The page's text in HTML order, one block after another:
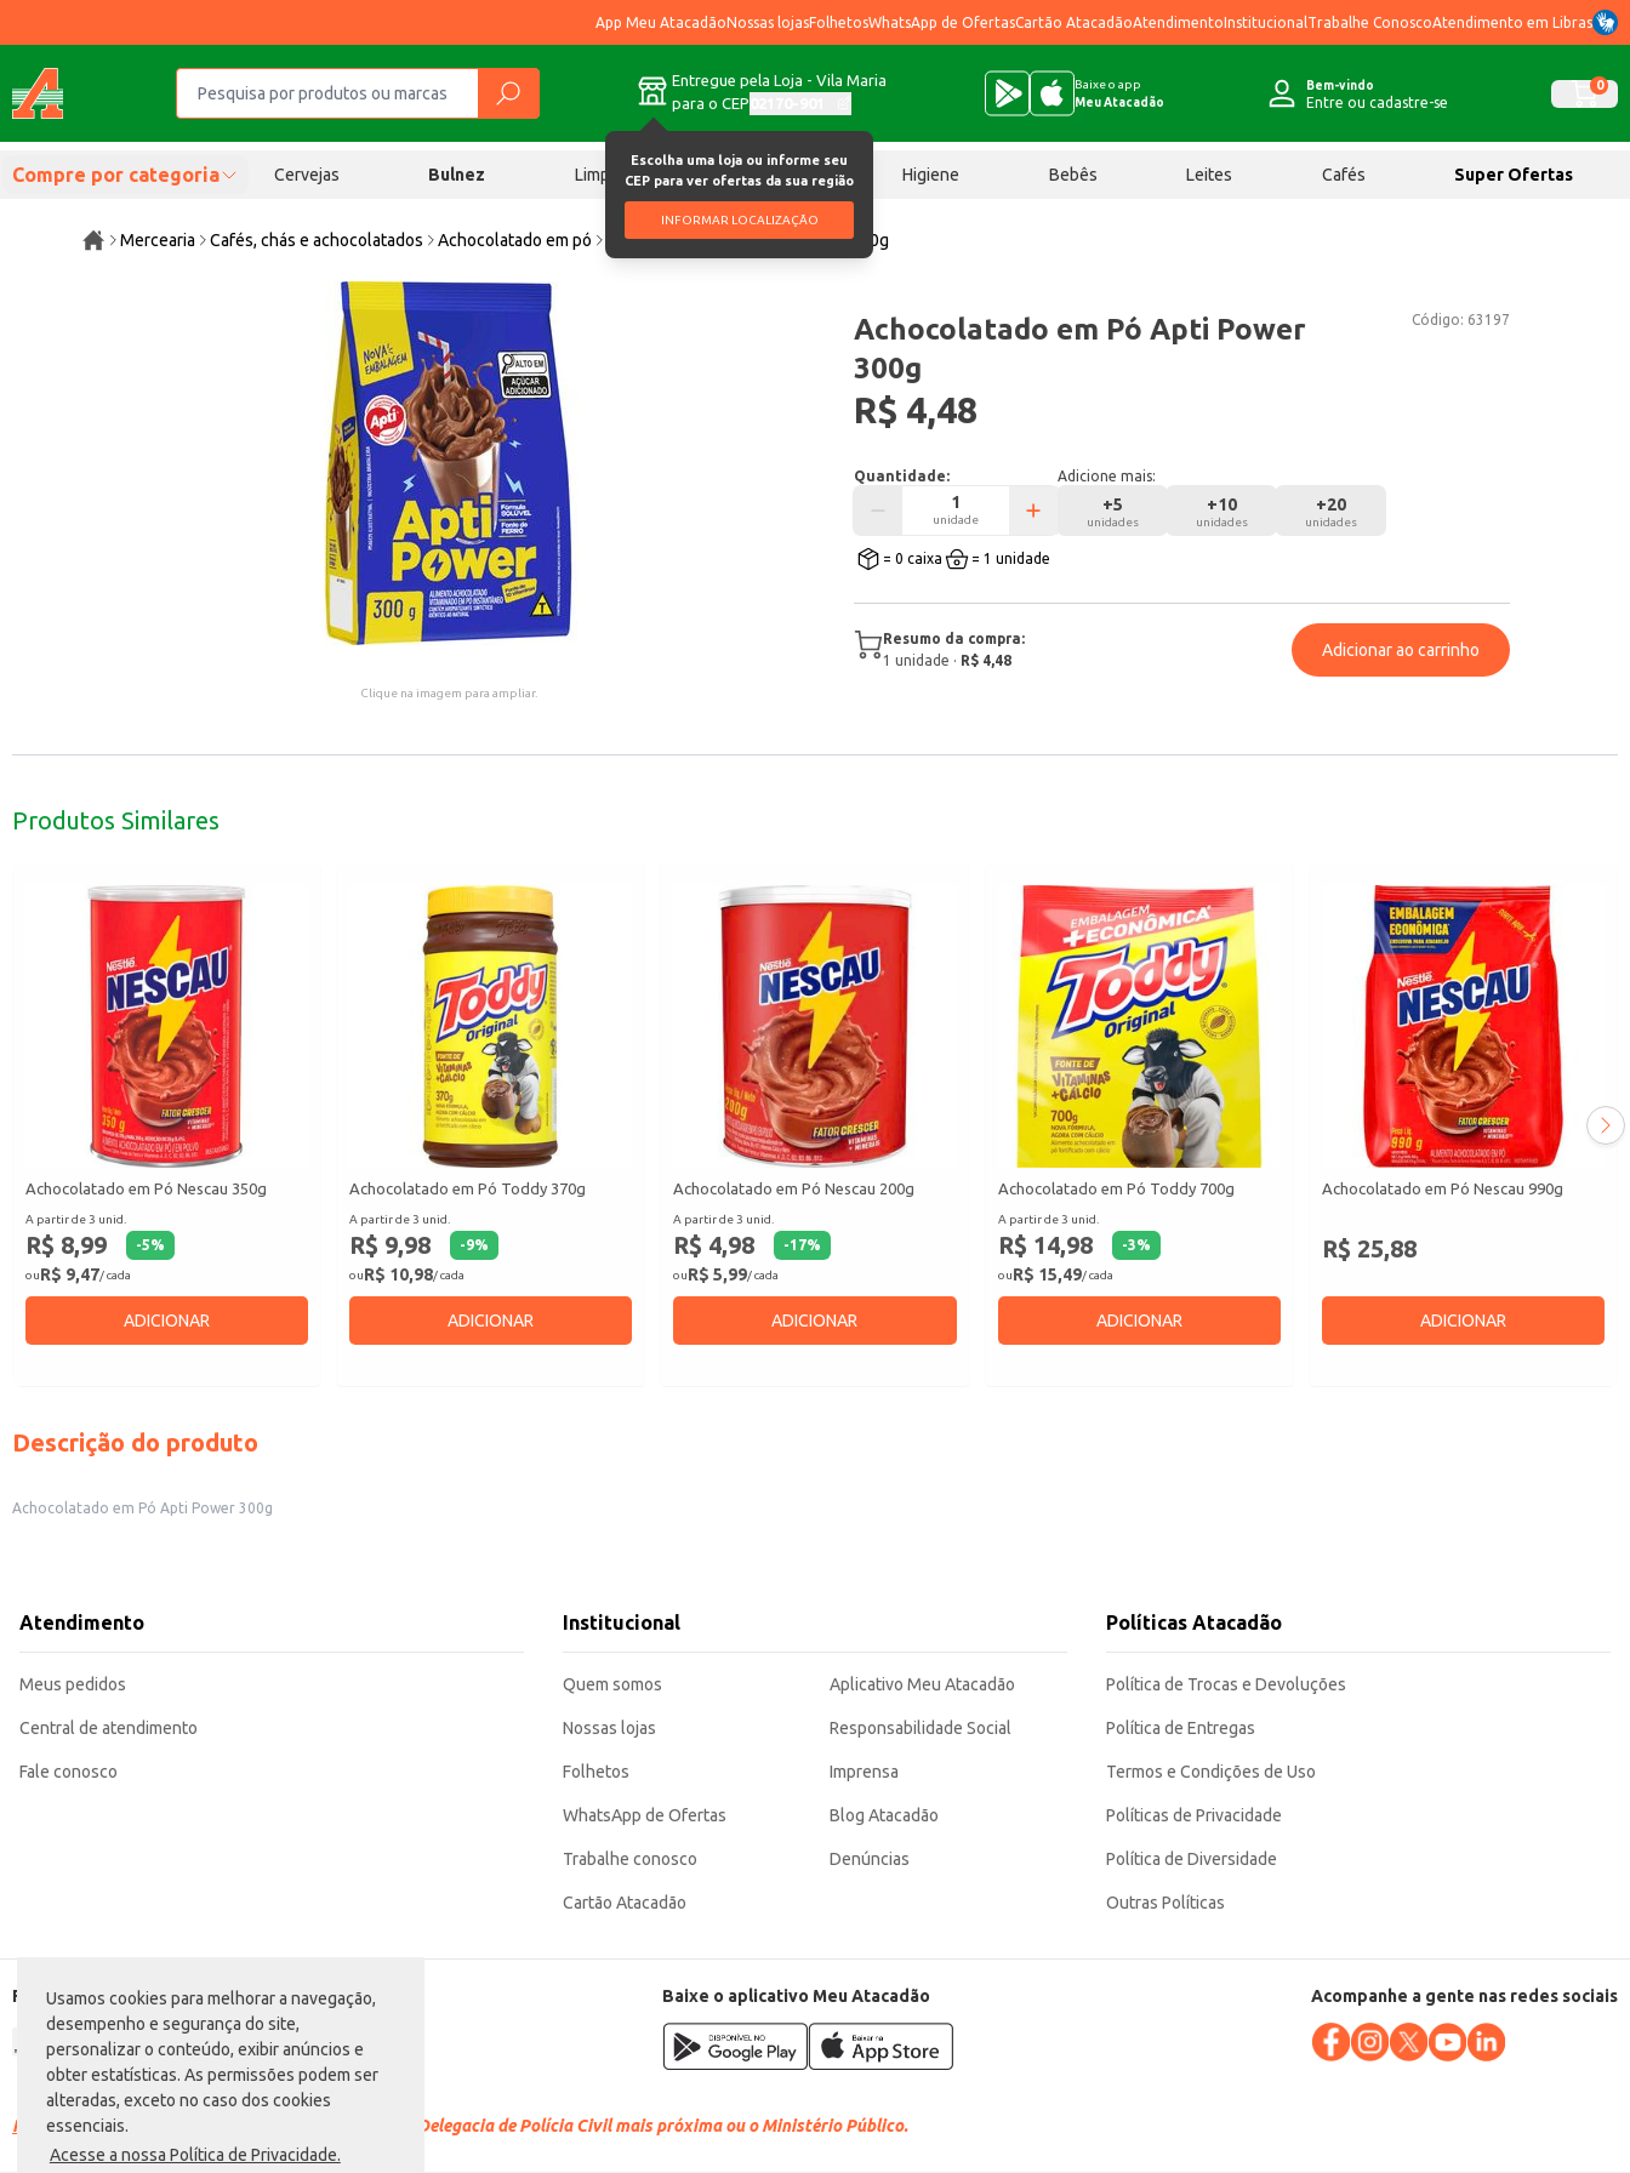
Usamos cookies para melhorar a navegação,
desempenho e segurança do site,
personalizar o conteúdo, exibir anúncios e
obter estatísticas. As permissões podem ser
alteradas, exceto no caso dos cookies
essenciais.
Acesse a nossa Política de Privacidade.
App Meu AtacadãoNossas lojasFolhetosWhatsApp de OfertasCartão AtacadãoAtendimentoInstitucional Trabalhe ConoscoAtendimento em Libras
Entregue pela Loja - Vila Maria
para o CEP
Escolha uma loja ou informe seu
CEP para ver ofertas da sua região
INFORMAR LOCALIZAÇÃO
Baixe o app
Meu Atacadão
Bem-vindo
Entre ou cadastre-se
0
Compre por categoria Cervejas Bulnez Limpeza Chocolates Higiene Bebês Leites Cafés Super Ofertas
Mercearia Cafés, chás e achocolatados Achocolatado em pó Achocolatado em Pó Apti Power 300g
Clique na imagem para ampliar.
Código: 63197
Achocolatado em Pó Apti Power
300g
R$ 4,48
Quantidade:
unidade
Adicione mais:
+5
unidades
+10
unidades
+20
unidades
= 0 caixa = 1 unidade
Resumo da compra:
1 unidade · R$ 4,48
Adicionar ao carrinho
Produtos Similares
Achocolatado em Pó Nescau 350g
A partir de 3 unid.
R$ 8,99 -5%
ouR$ 9,47/ cada
ADICIONAR
Achocolatado em Pó Toddy 370g
A partir de 3 unid.
R$ 9,98 -9%
ouR$ 10,98/ cada
ADICIONAR
Achocolatado em Pó Nescau 200g
A partir de 3 unid.
R$ 4,98 -17%
ouR$ 5,99/ cada
ADICIONAR
Achocolatado em Pó Toddy 700g
A partir de 3 unid.
R$ 14,98 -3%
ouR$ 15,49/ cada
ADICIONAR
Achocolatado em Pó Nescau 990g
R$ 25,88
ADICIONAR
Descrição do produto
Achocolatado em Pó Apti Power 300g
Atendimento
Meus pedidos
Central de atendimento
Fale conosco
Institucional
Quem somos
Nossas lojas
Folhetos
WhatsApp de Ofertas
Trabalhe conosco
Cartão Atacadão
Aplicativo Meu Atacadão
Responsabilidade Social
Imprensa
Blog Atacadão
Denúncias
Políticas Atacadão
Política de Trocas e Devoluções
Política de Entregas
Termos e Condições de Uso
Políticas de Privacidade
Política de Diversidade
Outras Políticas
Formas de pagamento Baixe o aplicativo Meu Atacadão Acompanhe a gente nas redes sociais
Racismo é crime. Denuncie. Disque 100 ou procure a Delegacia de Polícia Civil mais próxima ou o Ministério Público.